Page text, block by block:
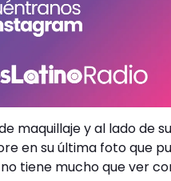
maquillaje y al lado de
en su última foto que
tiene mucho que ver